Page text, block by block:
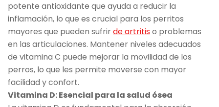
potente antioxidante que ayuda a reducir la
inflamación, lo que es crucial para los perritos
mayores que pueden sufrirde artritiso problemas
en las articulaciones. Mantener niveles adecuados
de vitamina C puede mejorar la movilidad de los
perros, lo que les permite moverse con mayor
facilidad y confort.
Vitamina D: Esencial para la salud ósea